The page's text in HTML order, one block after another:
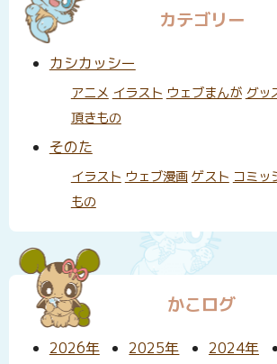
カテゴリー
カシカッシー
アニメ イラスト ウェブまんが グッ
頂きもの
そのた
イラスト ウェブ漫画 ゲスト コミッ
もの
かこログ
2026年 2025年 2024年